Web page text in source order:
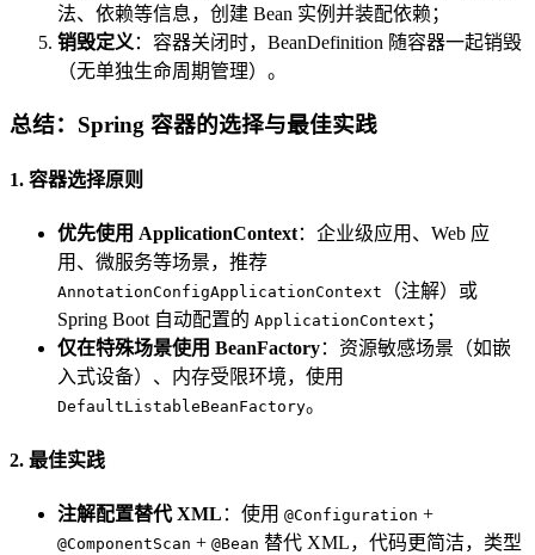
法、依赖等信息，创建 Bean 实例并装配依赖；
销毁定义 ：容器关闭时，BeanDefinition 随容器一起销毁
（无单独生命周期管理）。
总结：Spring 容器的选择与最佳实践
1. 容器选择原则
优先使用 ApplicationContext：企业级应用、Web 应
用、微服务等场景，推荐
AnnotationConfigApplicationContext
（注解）或
Spring Boot 自动配置的 ApplicationContext ；
仅在特殊场景使用 BeanFactory：资源敏感场景（如嵌
入式设备）、内存受限环境，使用
DefaultListableBeanFactory。
2. 最佳实践
注解配置替代 XML ：使用 @Configuration +
@ComponentScan + @Bean 替代 XML，代码更简洁，类型